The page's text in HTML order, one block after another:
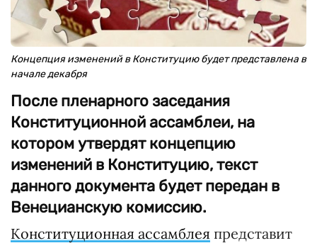
Концепция изменений в Конституцию будет представлена в
начале декабря
После пленарного заседания
Конституционной ассамблеи, на
котором утвердят концепцию
изменений в Конституцию, текст
данного документа будет передан в
Венецианскую комиссию.
Конституционная ассамблея представит